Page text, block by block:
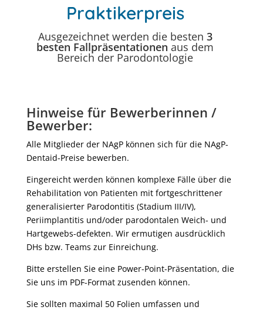
Praktikerpreis
Ausgezeichnet werden die besten 3
besten Fallpräsentationenaus dem
Bereich der Parodontologie
Hinweise für Bewerberinnen /
Bewerber:
Alle Mitglieder der NAgP können sich für die NAgP-
Dentaid-Preise bewerben.
Eingereicht werden können komplexe Fälle über die
Rehabilitation von Patienten mit fortgeschrittener
generalisierter Parodontitis (Stadium III/IV),
Periimplantitis und/oder parodontalen Weich- und
Hartgewebs-defekten. Wir ermutigen ausdrücklich
DHs bzw. Teams zur Einreichung.
Bitte erstellen Sie eine Power-Point-Präsentation, die
Sie uns im PDF-Format zusenden können.
Sie sollten maximal 50 Folien umfassen und